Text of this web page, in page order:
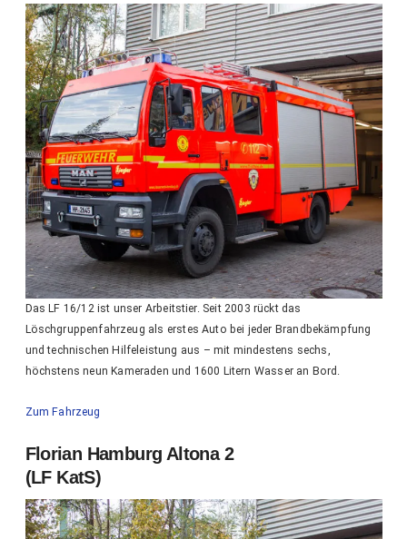
Das LF 16/12 ist unser Arbeitstier. Seit 2003 rückt das
Löschgruppenfahrzeug als erstes Auto bei jeder Brandbekämpfung
und technischen Hilfeleistung aus – mit mindestens sechs,
höchstens neun Kameraden und 1600 Litern Wasser an Bord.
Zum Fahrzeug
Florian Hamburg Altona 2
(LF KatS)